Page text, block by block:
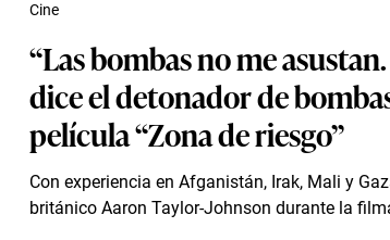
“Las bombas no me
dice el detonador de
película “Zona de riesgo”
Con experiencia en Afganistán, Irak, Mali y
británico Aaron Taylor-Johnson durante la
Cine